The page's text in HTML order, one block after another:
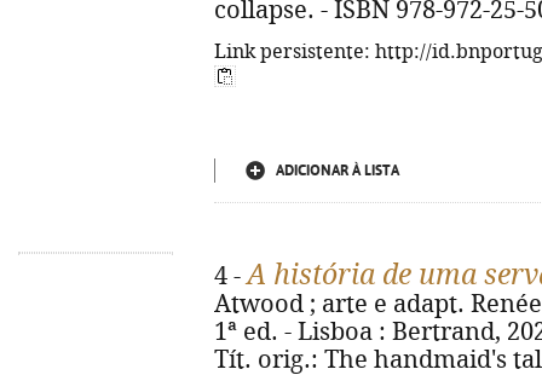
collapse. - ISBN 978-972-25-
Link persistente: http://
ADICIONAR À LISTA
4 -A história de uma
Atwood ; arte e adapt.
1ª ed. - Lisboa : Bertrand,
Tít. orig.: The handmaid's